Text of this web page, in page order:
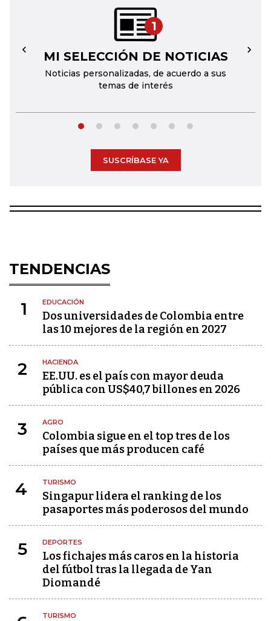
1
MI SELECCIÓN DE NOTICIAS
Noticias personalizadas, de acuerdo a sus
temas de interés
← →
SUSCRÍBASE YA
TENDENCIAS
1 EDUCACIÓN
Dos universidades de Colombia entre
las 10 mejores de la región en 2027
2 HACIENDA
EE.UU. es el país con mayor deuda
pública con US$40,7 billones en 2026
3 AGRO
Colombia sigue en el top tres de los
países que más producen café
4 TURISMO
Singapur lidera el ranking de los
pasaportes más poderosos del mundo
5 DEPORTES
Los fichajes más caros en la historia
del fútbol tras la llegada de Yan
Diomandé
TURISMO